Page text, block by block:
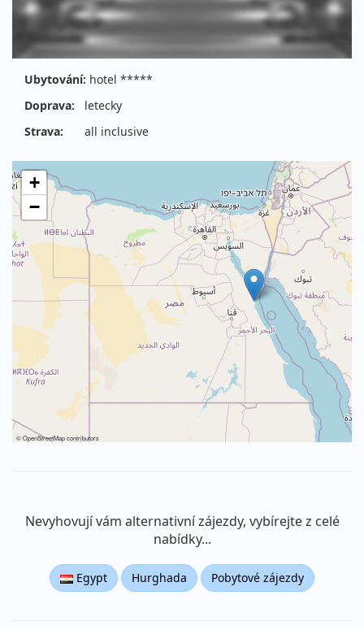
Ubytování: hotel *****
Doprava:
letecky
Strava:
all inclusive
+
−
©OpenStreetMapcontributors
Nevyhovují vám alternativní zájezdy, vybírejte z celé
nabídky...
Egypt Hurghada Pobytové zájezdy